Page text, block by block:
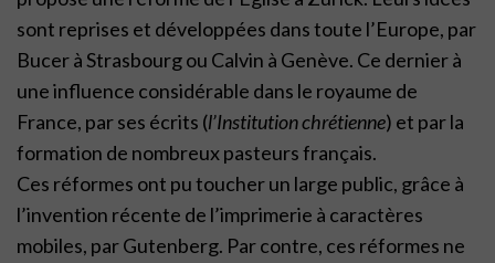
sont reprises et développées dans toute l’Europe, par
Bucer à Strasbourg ou Calvin à Genève. Ce dernier à
une influence considérable dans le royaume de
France, par ses écrits (l’Institution chrétienne) et par la
formation de nombreux pasteurs français.
Ces réformes ont pu toucher un large public, grâce à
l’invention récente de l’imprimerie à caractères
mobiles, par Gutenberg. Par contre, ces réformes ne